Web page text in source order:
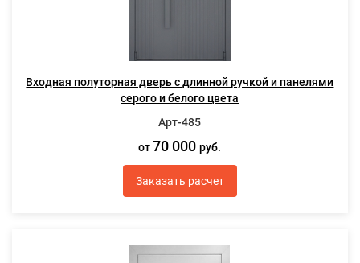
Входная полуторная дверь с длинной ручкой и панелями
серого и белого цвета
Арт-485
от 70 000руб.
Заказать расчет